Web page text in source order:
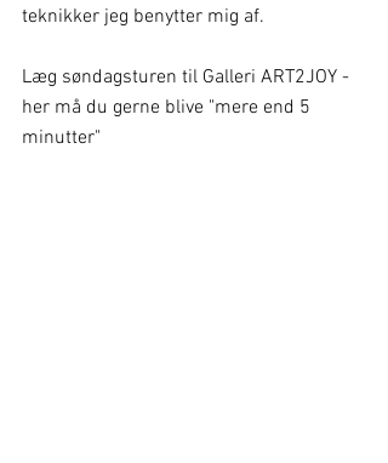
teknikker jeg benytter mig af.
Læg søndagsturen til Galleri ART2JOY -
her må du gerne blive "mere end 5
minutter"